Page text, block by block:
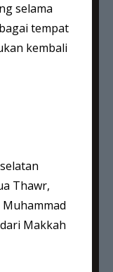
selama
tempat
kembali
Thawr,
Makkah